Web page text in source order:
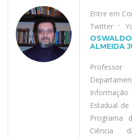
Entre em
Twitter
ALMEIDA
Estadual
Programa
Ciência